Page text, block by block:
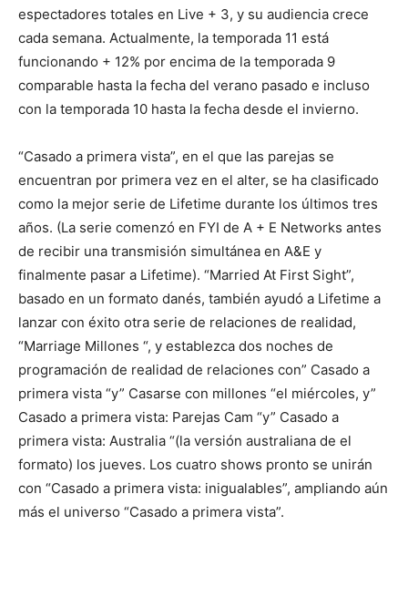
espectadores totales en Live + 3, y su audiencia crece
cada semana. Actualmente, la temporada 11 está
funcionando + 12% por encima de la temporada 9
comparable hasta la fecha del verano pasado e incluso
con la temporada 10 hasta la fecha desde el invierno.
“Casado a primera vista”, en el que las parejas se
encuentran por primera vez en el alter, se ha clasificado
como la mejor serie de Lifetime durante los últimos tres
años. (La serie comenzó en FYI de A + E Networks antes
de recibir una transmisión simultánea en A&E y
finalmente pasar a Lifetime). “Married At First Sight”,
basado en un formato danés, también ayudó a Lifetime a
lanzar con éxito otra serie de relaciones de realidad,
“Marriage Millones “, y establezca dos noches de
programación de realidad de relaciones con” Casado a
primera vista “y” Casarse con millones “el miércoles, y”
Casado a primera vista: Parejas Cam “y” Casado a
primera vista: Australia “(la versión australiana de el
formato) los jueves. Los cuatro shows pronto se unirán
con “Casado a primera vista: inigualables”, ampliando aún
más el universo “Casado a primera vista”.